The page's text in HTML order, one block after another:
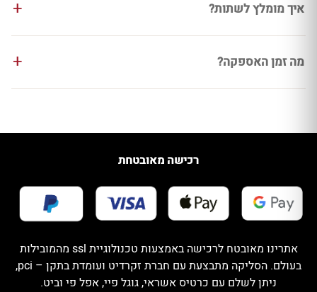
איך מומלץ לשתות?
מה זמן האספקה?
רכישה מאובטחת
אתרינו מאובטח לרכישה באמצעות טכנולוגיית ssl מהמובילות
בעולם. הסליקה מתבצעת עם חברת זקרדיט ועומדת בתקן – pci,
ניתן לשלם עם כרטיס אשראי, גוגל פיי, אפל פי וביט.